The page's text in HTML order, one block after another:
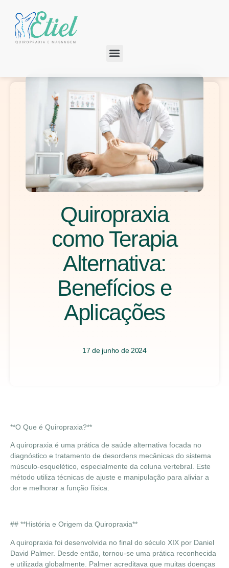
Quiropraxia
como Terapia
Alternativa:
Benefícios e
Aplicações
17 de junho de 2024
**O Que é Quiropraxia?**
A quiropraxia é uma prática de saúde alternativa focada no
diagnóstico e tratamento de desordens mecânicas do sistema
músculo-esquelético, especialmente da coluna vertebral. Este
método utiliza técnicas de ajuste e manipulação para aliviar a
dor e melhorar a função física.
## **História e Origem da Quiropraxia**
A quiropraxia foi desenvolvida no final do século XIX por Daniel
David Palmer. Desde então, tornou-se uma prática reconhecida
e utilizada globalmente. Palmer acreditava que muitas doenças